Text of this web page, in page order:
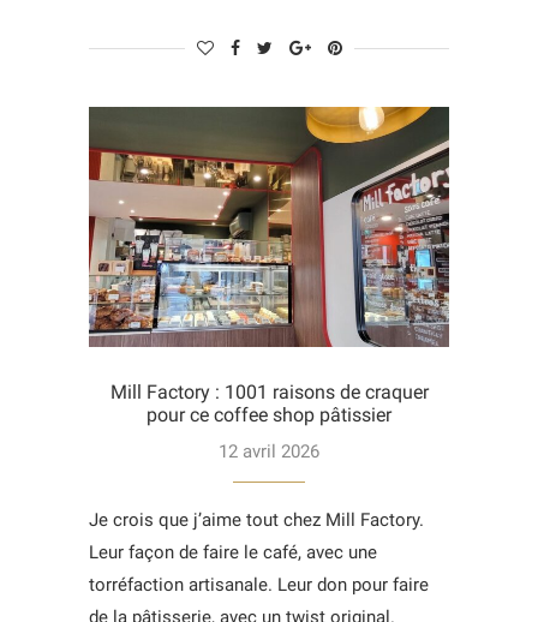
Mill Factory : 1001 raisons de craquer
pour ce coffee shop pâtissier
12 avril 2026
Je crois que j’aime tout chez Mill Factory.
Leur façon de faire le café, avec une
torréfaction artisanale. Leur don pour faire
de la pâtisserie, avec un twist original.